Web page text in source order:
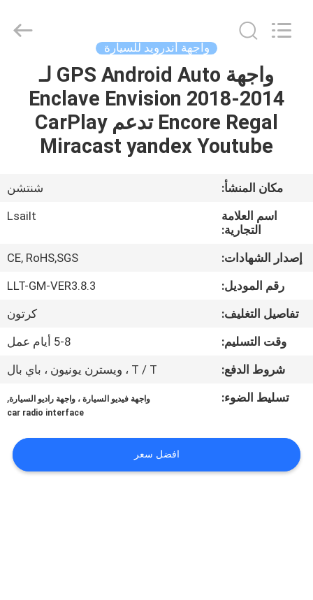
منزل،
بيت
منتجات
أشرطة
فيديو
معلومات
جولة
المعمل
الجودة
Electron
Co.,Ltd.
واجهة أندرويد للسيارة
واجهة GPS Android Auto لـ
2014-2018 Enclave Envision
Encore Regal تدعم CarPlay
Miracast yandex Youtube
مكان المنشأ:
شنتشن
اسم العلامة
التجارية:
Lsailt
إصدار الشهادات:
CE, RoHS,SGS
رقم الموديل:
LLT-GM-VER3.8.3
تفاصيل التغليف:
كرتون
وقت التسليم:
5-8 أيام عمل
شروط الدفع:
T / T ، ويسترن يونيون ، باي بال
تسليط الضوء:
واجهة فيديو السيارة ، واجهة راديو السيارة,
car radio interface
افضل سعر